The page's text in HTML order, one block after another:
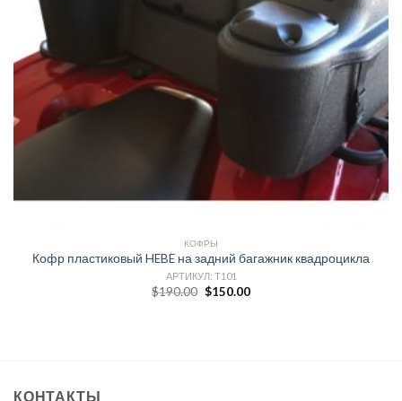
КОФРЫ
Кофр пластиковый HEBE на задний багажник квадроцикла
АРТИКУЛ: T101
$190.00 $150.00
КОНТАКТЫ